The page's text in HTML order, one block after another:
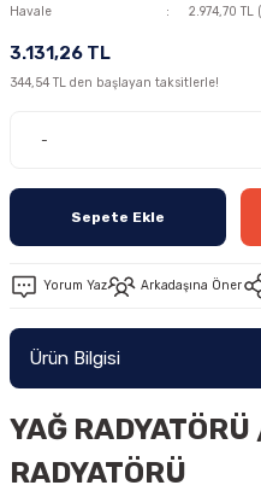
Havale
2.974,70
3.131,26 TL
344,54 TL den başlayan taksitlerle!
-
Sepete Ekle
Yorum Yaz Arkadaşına Öner
Ürün Bilgisi
YAĞ
RADYATÖRÜ